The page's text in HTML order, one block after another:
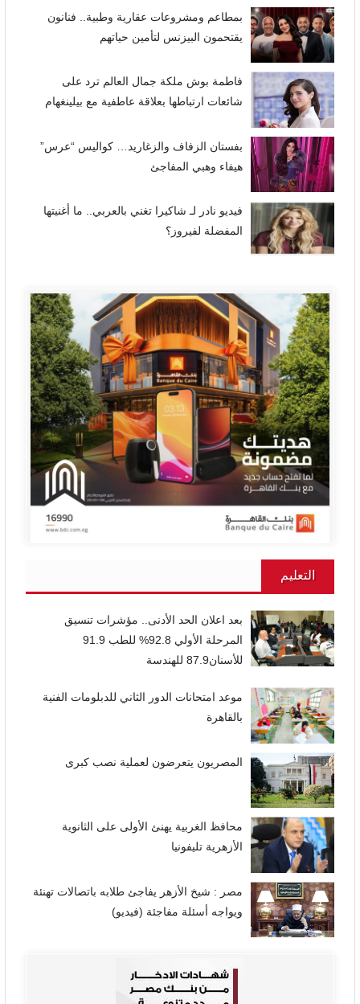
بمطاعم ومشروعات عقارية وطبية.. فنانون
يقتحمون البيزنس لتأمين حياتهم
فاطمة بوش ملكة جمال العالم ترد على
شائعات ارتباطها بعلاقة عاطفية مع بيلينغهام
بفستان الزفاف والزغاريد… كواليس “عرس”
هيفاء وهبي المفاجئ
فيديو نادر لـ شاكيرا تغني بالعربي.. ما أغنيتها
المفضلة لفيروز؟
التعليم
بعد اعلان الحد الأدنى.. مؤشرات تنسيق
المرحلة الأولي 92.8% للطب 91.9
للأسنان87.9 للهندسة
موعد امتحانات الدور الثاني للدبلومات الفنية
بالقاهرة
المصريون يتعرضون لعملية نصب كبرى
محافظ الغربية يهنئ الأولى على الثانوية
الأزهرية تليفونيا
مصر : شيخ الأزهر يفاجئ طلابه باتصالات تهنئة
ويواجه أسئلة مفاجئة (فيديو)